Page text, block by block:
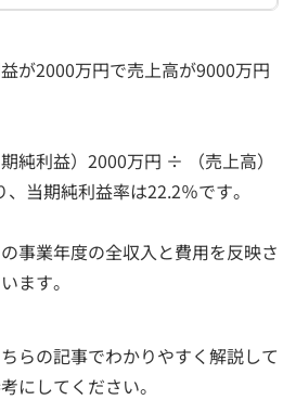
が2000万円で売上高が9000万円
純利益）2000万円 ÷ （売上高）
当期純利益率は22.2％です。
事業年度の全収入と費用を反映さ
ます。
らの記事でわかりやすく解説して
にしてください。